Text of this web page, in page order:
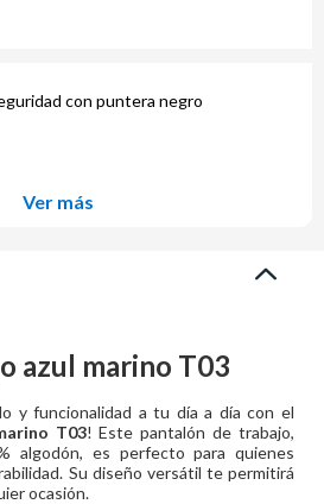
con puntera negro
Ver más
azul marino T03
y funcionalidad a tu día a día con el
T03! Este pantalón de trabajo,
algodón, es perfecto para quienes
Su diseño versátil te permitirá
ocasión.